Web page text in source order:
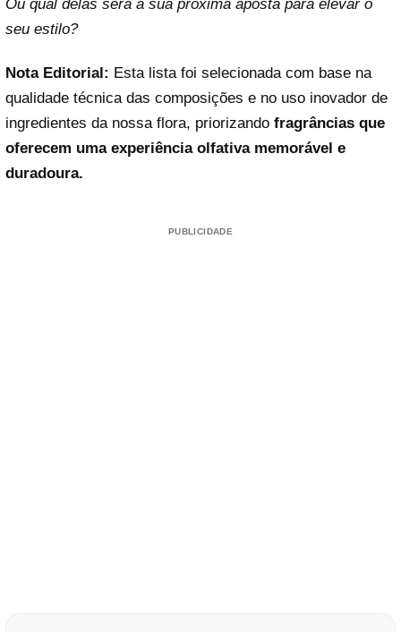
Ou qual delas será a sua próxima aposta para elevar o
seu estilo?
Nota Editorial: Esta lista foi selecionada com base na
qualidade técnica das composições e no uso inovador de
ingredientes da nossa flora, priorizando fragrâncias que
oferecem uma experiência olfativa memorável e
duradoura.
PUBLICIDADE